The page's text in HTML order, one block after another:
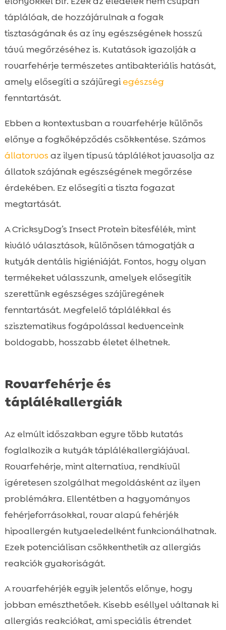
táplálóak, de hozzájárulnak a fogak
tisztaságának és az íny egészségének hosszú
távú megőrzéséhez is. Kutatások igazolják a
rovarfehérje természetes antibakteriális hatását,
amely elősegíti a szájüregiegészség
fenntartását.
Ebben a kontextusban a rovarfehérje különös
előnye a fogkőképződés csökkentése. Számos
állatorvos az ilyen típusú táplálékot javasolja az
állatok szájának egészségének megőrzése
érdekében. Ez elősegíti a tiszta fogazat
megtartását.
A CricksyDog’s Insect Protein bitesfélék, mint
kiváló választások, különösen támogatják a
kutyák dentális higiéniáját. Fontos, hogy olyan
termékeket válasszunk, amelyek elősegítik
szerettünk egészséges szájüregének
fenntartását. Megfelelő táplálékkal és
szisztematikus fogápolással kedvenceink
boldogabb, hosszabb életet élhetnek.
Rovarfehérje és
táplálékallergiák
Az elmúlt időszakban egyre több kutatás
foglalkozik a kutyák táplálékallergiájával.
Rovarfehérje, mint alternatíva, rendkívül
ígéretesen szolgálhat megoldásként az ilyen
problémákra. Ellentétben a hagyományos
fehérjeforrásokkal, rovar alapú fehérjék
hipoallergén kutyaeledelként funkcionálhatnak.
Ezek potenciálisan csökkenthetik az allergiás
reakciók gyakoriságát.
A rovarfehérjék egyik jelentős előnye, hogy
jobban emészthetőek. Kisebb eséllyel váltanak ki
allergiás reakciókat, ami speciális étrendet